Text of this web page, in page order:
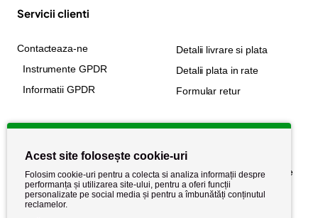
Servicii clienti
Contacteaza-ne
Instrumente GPDR
Informatii GPDR
Detalii livrare si plata
Detalii plata in rate
Formular retur
Despre noi
Stiri si noutati
Politica de confidențialitate
Politica de retur
Acest site folosește cookie-uri
Folosim cookie-uri pentru a colecta si analiza informații despre
performanța și utilizarea site-ului, pentru a oferi funcții
personalizate pe social media și pentru a îmbunătăți conținutul
reclamelor.